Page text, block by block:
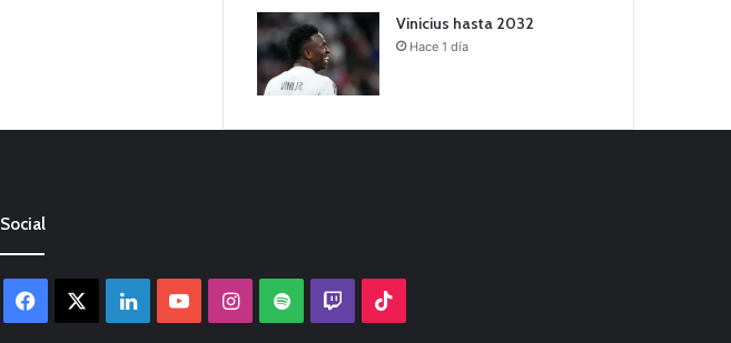
Vinicius hasta 2032
Hace 1 día
Social
Facebook LinkedInYouTubeInstagram
Spotify Twitch